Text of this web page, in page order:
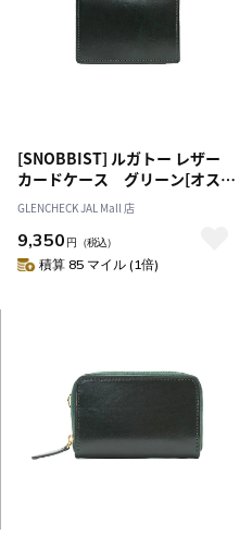
[SNOBBIST] ルガトー レザー
カードケース グリーン[オスス
メ対象]
GLENCHECK JAL Mall 店
9,350 円 （税込）
積算 85 マイル (1倍)